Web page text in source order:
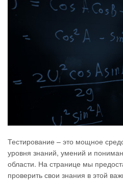
Тестирование – это мощное
уровня знаний, умений и
области. На странице мы
проверить свои знания в этой